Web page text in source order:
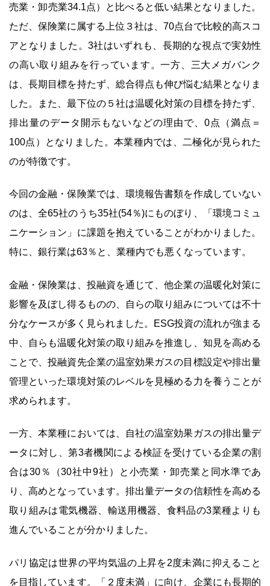
売業・卸売業34.1点）と比べると低い結果となりました。
ただ、保険業に属する上位３社は、70点台で比較的高スコ
アとなりました。3社はいずれも、長期的な視点で実効性
の高い取り組みを行っています。一方、三大メガバンク
は、長期目標を持たず、総合得点も伸び悩む結果となりま
した。また、最下位の５社は温暖化対策の目標を持たず、
排出量のデータ開示もないなどの理由で、0点（満点＝
100点）となりました。本業種内では、二極化が見られた
のが特徴です。
今回の金融・保険業では、環境報告書類を作成していない
のは、全65社のうち35社(54％)にものぼり、「環境コミュ
ニケーション」に課題を抱えていることがわかりました。
特に、銀行業は63％と、業種内でも悪くなっています。
金融・保険業は、投融資を通じて、他企業の温暖化対策に
影響を及ぼし得るものの、自らの取り組みについては不十
分なケースが多く見られました。ESG投資の流れが強まる
中、自らも温暖化対策の取り組みを推進し、知見を高める
ことで、投融資先企業の温室効果ガスの目標設定や排出量
管理といった環境対策のレベルを見極める力を養うことが
求められます。
一方、本業種においては、自社の温室効果ガスの排出量デ
ータに対し、第3者機関による検証を受けている企業の割
合は30％（30社中9社）と小売業・卸売業と同水準であ
り、高めとなっています。排出量データの信頼性を高める
取り組みは電気機器、輸送用機器、食料品の3業種よりも
進んでいることが分かりました。
パリ協定は世界の平均気温の上昇を2度未満に抑えること
を目指しています。「２度未満」に向け、企業にも長期的